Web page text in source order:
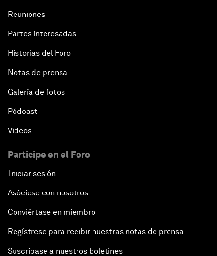
Reuniones
Partes interesadas
Historias del Foro
Notas de prensa
Galería de fotos
Pódcast
Vídeos
Participe en el Foro
Iniciar sesión
Asóciese con nosotros
Conviértase en miembro
Regístrese para recibir nuestras notas de prensa
Suscríbase a nuestros boletines